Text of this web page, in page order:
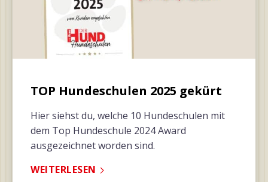
TOP Hundeschulen 2025 gekürt
Hier siehst du, welche 10 Hundeschulen mit
dem Top Hundeschule 2024 Award
ausgezeichnet worden sind.
WEITERLESEN